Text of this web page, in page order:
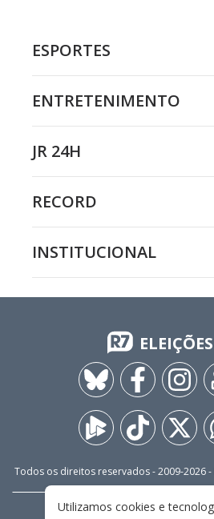
ESPORTES
ENTRETENIMENTO
JR 24H
RECORD
INSTITUCIONAL
Todos os direitos reservados - 2009-2026-
Utilizamos cookies e